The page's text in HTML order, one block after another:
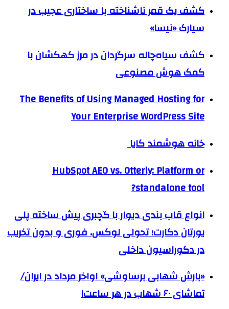
کشف یک قمر ناشناخته با ساختاری عجیب در
سیارک «نیسا»
کشف سیاه‌چاله سرگردان در مرز کهکشان با
کمک هوش مصنوعی
The Benefits of Using Managed Hosting for
Your Enterprise WordPress Site
خانه هوشمند کایا
HubSpot AEO vs. Otterly: Platform or
standalone tool?
انواع قاب بندی دیوار با گچبری پیش ساخته پلی
یورتان دکارت؛ تحولی لوکس، فوری و بدون تخریب
در دکوراسیون داخلی
«بارش شهابی برساوشی» اواخر مرداد در ایران/
تماشای ۶۰ شهاب در هر ساعت!